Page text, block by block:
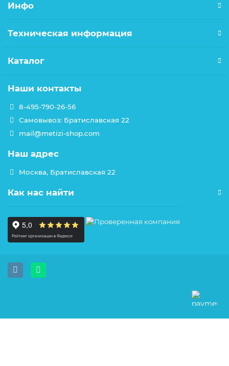
Инфо
Техническая информация
Каталог
Наши контакты
8-495-790-26-56
Самовывоз: Братиславская 22
mail@metizi-shop.com
Наш адрес
Москва, Братиславская 22
Как нас найти